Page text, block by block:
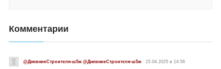
Комментарии
@ДневникСтроителя-ш5ж @ДневникСтроителя-ш5ж 15.04.2025 в 14:56